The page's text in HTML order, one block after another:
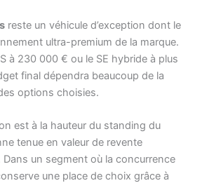
reste un véhicule d’exception dont le
ultra-premium de la marque.
à 230 000 € ou le SE hybride à plus
final dépendra beaucoup de la
options choisies.
est à la hauteur du standing du
tenue en valeur de revente
un segment où la concurrence
une place de choix grâce à